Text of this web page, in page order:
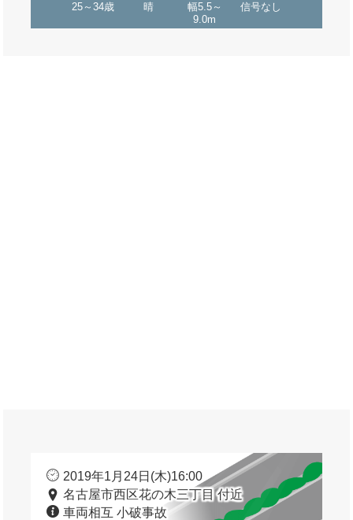
25～34歳 晴
幅5.5～
9.0m
信号なし
2019年1月24日(木)16:00
名古屋市西区花の木三丁目 付近
車両相互 小破事故